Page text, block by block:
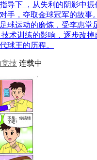
导下 ，从失利的阴影中振
手，夺取金球冠军的故事
球运动的磨炼，受李惠堂
术训练的影响，逐步改掉
球王的历程。
技 连载中